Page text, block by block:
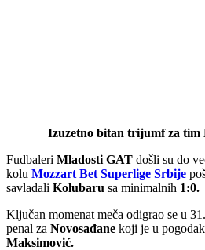
Izuzetno bitan trijumf za tim
Fudbaleri Mladosti GAT došli su do
kolu Mozzart Bet Superlige Srbije
savladali Kolubaru sa minimalnih 1:0.
Ključan momenat meča odigrao se u
penal za Novosađane koji je u
Maksimović.